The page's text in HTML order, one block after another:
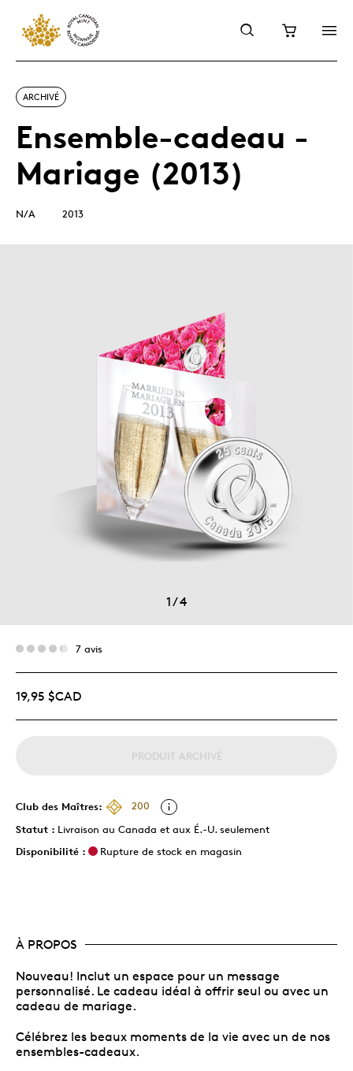
ARCHIVÉ
Ensemble-cadeau -
Mariage (2013)
N/A 2013
1/4
7 avis
19,95 $CAD
PRODUIT ARCHIVÉ
Club des Maîtres:
200
Statut : Livraison au Canada et aux É.-U. seulement
Disponibilité :
Rupture de stock en magasin
À PROPOS
Nouveau! Inclut un espace pour un message
personnalisé. Le cadeau idéal à offrir seul ou avec un
cadeau de mariage.
Célébrez les beaux moments de la vie avec un de nos
ensembles-cadeaux.